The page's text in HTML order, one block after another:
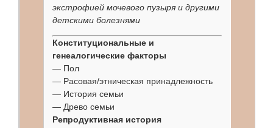
экстрофией мочевого пузыря и другими
детскими болезнями
Конституциональные и
генеалогические факторы
— Пол
— Расовая/этническая принадлежность
— История семьи
— Древо семьи
Репродуктивная история